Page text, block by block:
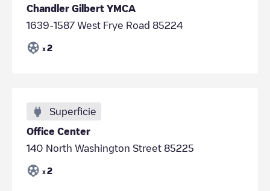
Chandler Gilbert YMCA
1639-1587 West Frye Road 85224
x 2
Superficie
Office Center
140 North Washington Street 85225
x 2